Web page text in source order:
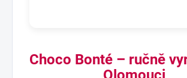
Choco Bonté – ručně